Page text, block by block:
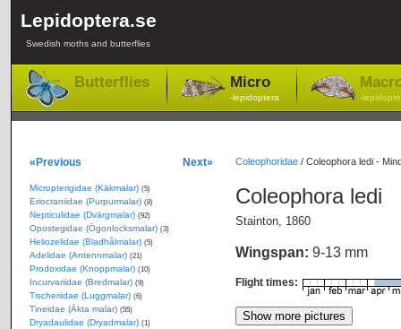
Lepidoptera.se
Swedish moths and butterflies
Butterflies Micro
-lepidoptera -
Coleophoridae/ Coleophora ledi -
Coleophora ledi
Stainton, 1860
Wingspan: 9-13 mm
Flight times:
«Previous Next»
Micropterigidae (Käkmalar) (5)
Eriocraniidae (Purpurmalar) (8)
Nepticulidae (Dvärgmalar) (92)
Opostegidae (Ögonlocksmalar) (3)
Heliozelidae (Bladhålmalar) (5)
Adelidae (Antennmalar) (21)
Prodoxidae (Knoppmalar) (10)
Incurvariidae (Bredmalar) (9)
Tischeriidae (Luggmalar) (6)
Tineidae (Äkta malar) (55)
Dryadaulidae (Dryadmalar) (1)